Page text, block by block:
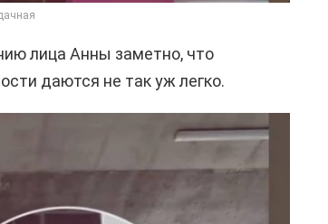
лица Анны заметно, что
даются не так уж легко.